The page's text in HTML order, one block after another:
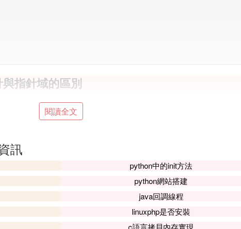
指針域的區別
點的指針，一般是下一個，對於雙向鏈表，也包括指向上
針域兩部分。數據域中可能包含有指針類型。指針域中必
閱讀全文
訊
python中的init方法
python網站搭建
java回調線程
linuxphp是否安裝
c語言拷貝內存實現